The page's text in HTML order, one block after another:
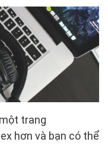
trang
hơn và bạn có thể